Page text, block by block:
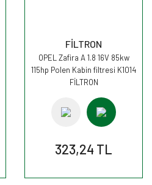
FİLTRON
OPEL Zafira A 1.8 16V 85kw
115hp Polen Kabin filtresi K1014
FİLTRON
323,24 TL